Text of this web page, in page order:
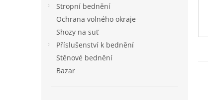
Stropní bednění
Ochrana volného okraje
Shozy na suť
Příslušenství k bednění
Stěnové bednění
Bazar